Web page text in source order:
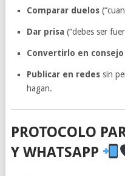
Comparar duelos
Dar prisa (“debes ser
Convertirlo en
Publicar en redes sin
hagan.
PROTOCOLO
Y WHATSAPP